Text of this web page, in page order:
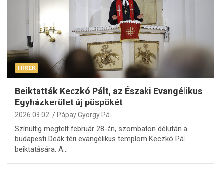
HÍREK
Beiktatták Keczkó Pált, az Északi Evangélikus
Egyházkerület új püspökét
2026.03.02. Pápay György Pál
Színültig megtelt február 28-án, szombaton délután a
budapesti Deák téri evangélikus templom Keczkó Pál
beiktatására. A…